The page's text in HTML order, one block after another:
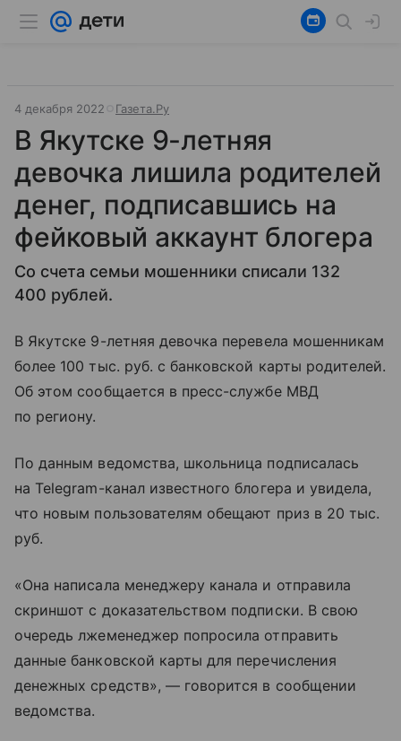
4 декабря 2022 Газета.Ру
В Якутске 9-летняя
девочка лишила родителей
денег, подписавшись на
фейковый аккаунт блогера
Со счета семьи мошенники списали 132
400 рублей.
В Якутске 9-летняя девочка перевела мошенникам
более 100 тыс. руб. с банковской карты родителей.
Об этом сообщается в пресс-службе МВД
по региону.
По данным ведомства, школьница подписалась
на Telegram-канал известного блогера и увидела,
что новым пользователям обещают приз в 20 тыс.
руб.
«Она написала менеджеру канала и отправила
скриншот с доказательством подписки. В свою
очередь лжеменеджер попросила отправить
данные банковской карты для перечисления
денежных средств», — говорится в сообщении
ведомства.